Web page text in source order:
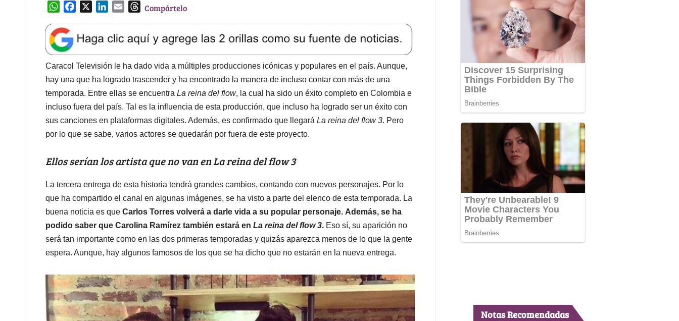
W
a
t
s
A
p
p
e
b
o
o
k
k
e
d
I
n
l
T
e
a
d
s
Compártelo
Caracol Televisión le ha dado vida a múltiples producciones icónicas y populares en el país. Aunque,
hay una que ha logrado trascender y ha encontrado la manera de incluso contar con más de una
temporada. Entre ellas se encuentra La reina del flow, la cual ha sido un éxito completo en Colombia e
incluso fuera del país. Tal es la influencia de esta producción, que incluso ha logrado ser un éxito con
sus canciones en plataformas digitales. Además, es confirmado que llegará La reina del flow 3. Pero
por lo que se sabe, varios actores se quedarán por fuera de este proyecto.
Ellos serían los artista que no van en La reina del flow 3
La tercera entrega de esta historia tendrá grandes cambios, contando con nuevos personajes. Por lo
que ha compartido el canal en algunas imágenes, se ha visto a parte del elenco de esta temporada. La
buena noticia es que Carlos Torres volverá a darle vida a su popular personaje. Además, se ha
podido saber que Carolina Ramírez también estará en La reina del flow 3. Eso sí, su aparición no
será tan importante como en las dos primeras temporadas y quizás aparezca menos de lo que la gente
espera. Aunque, hay algunos famosos de los que se ha dicho que no estarán en la nueva entrega.
Notas Recomendadas